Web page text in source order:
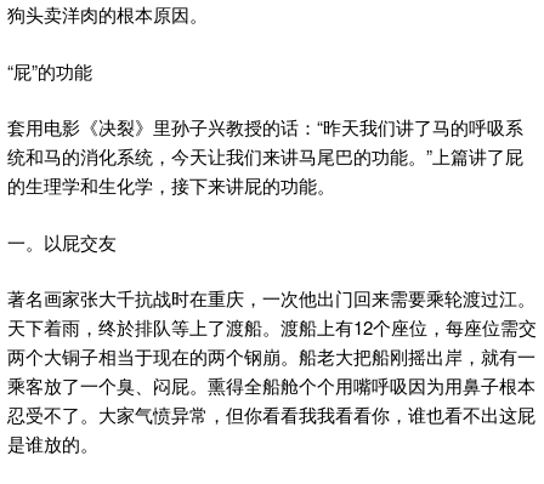
狗头卖洋肉的根本原因。
“屁”的功能
套用电影《决裂》里孙子兴教授的话：“昨天我们讲了马的呼吸系
统和马的消化系统，今天让我们来讲马尾巴的功能。”上篇讲了屁
的生理学和生化学，接下来讲屁的功能。
一。以屁交友
著名画家张大千抗战时在重庆，一次他出门回来需要乘轮渡过江。
天下着雨，终於排队等上了渡船。渡船上有12个座位，每座位需交
两个大铜子相当于现在的两个钢崩。船老大把船刚摇出岸，就有一
乘客放了一个臭、闷屁。熏得全船舱个个用嘴呼吸因为用鼻子根本
忍受不了。大家气愤异常，但你看看我我看看你，谁也看不出这屁
是谁放的。